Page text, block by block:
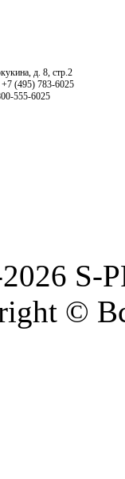
д. 8, стр.2
+7 (495) 783-6025
555-6025
S-
©